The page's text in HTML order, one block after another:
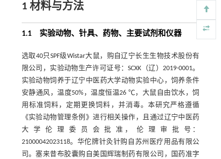
1 材料与方法
1.1 实验动物、针具、药物、主要试剂和仪器
选取40只SPF级Wistar大鼠，购自辽宁长生生物技术股份有
限公司，实验动物生产许可证号：SCXK（辽）2019-0001。
实验动物饲养于辽宁中医药大学动物实验中心，饲养条件
安静通风，温度50%，温度恒温26 ℃，大鼠自由饮水，饲
用标准饲料，定期更换饲料，并消毒。本研究严格遵循
《实验动物管理条例》进行相关操作，且通过辽宁中医药
大 学 伦 理 委 员 会 批 准， 伦 理 审 批 号：
21000042023118。华佗牌针灸针购自苏州医疗用品有限公
司。塞来昔布胶囊购自美国辉瑞制药有限公司，国药准字